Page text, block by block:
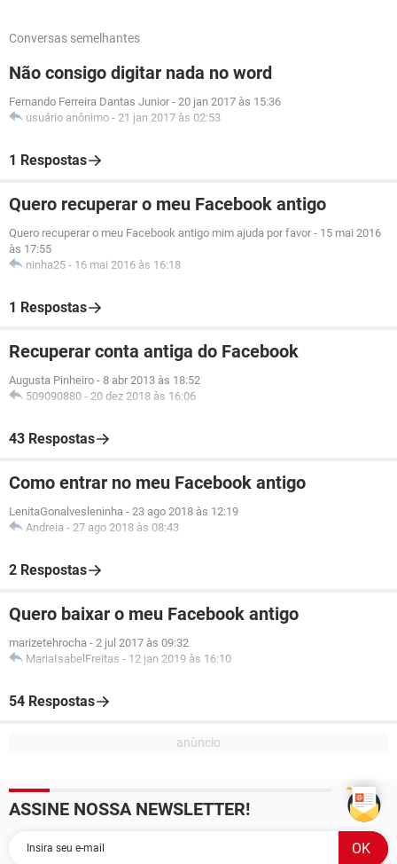
Conversas semelhantes
Não consigo digitar nada no word
Fernando Ferreira Dantas Junior - 20 jan 2017 às 15:36
usuário anônimo - 21 jan 2017 às 02:53
1 Respostas
Quero recuperar o meu Facebook antigo
Quero recuperar o meu Facebook antigo mim ajuda por favor - 15 mai 2016
às 17:55
ninha25 - 16 mai 2016 às 16:18
1 Respostas
Recuperar conta antiga do Facebook
Augusta Pinheiro - 8 abr 2013 às 18:52
509090880 - 20 dez 2018 às 16:06
43 Respostas
Como entrar no meu Facebook antigo
LenitaGonalvesleninha - 23 ago 2018 às 12:19
Andreia - 27 ago 2018 às 08:43
2 Respostas
Quero baixar o meu Facebook antigo
marizetehrocha - 2 jul 2017 às 09:32
MariaIsabelFreitas - 12 jan 2019 às 16:10
54 Respostas
ASSINE NOSSA NEWSLETTER!